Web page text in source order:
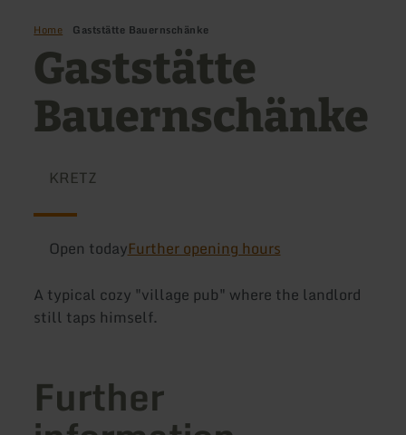
Home Gaststätte Bauernschänke
Gaststätte
Bauernschänke
KRETZ
Open todayFurther opening hours
A typical cozy "village pub" where the landlord
still taps himself.
Further